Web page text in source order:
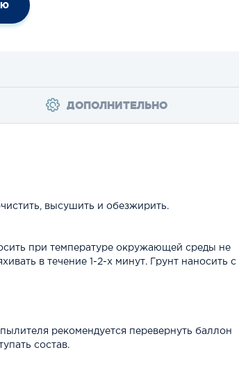
ДОПОЛНИТЕЛЬНО
высушить и обезжирить.
при температуре окружающей среды не
в течение 1-2-х минут. Грунт наносить с
рекомендуется перевернуть баллон
состав.